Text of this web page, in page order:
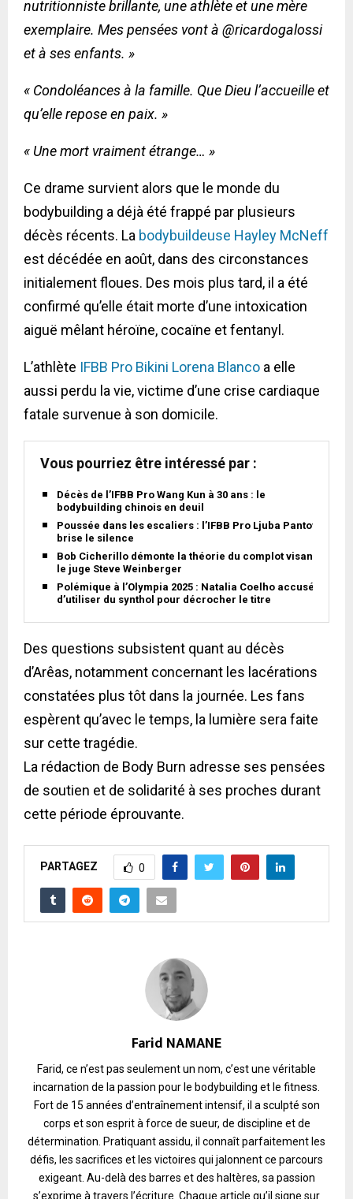
nutritionniste brillante, une athlète et une mère
exemplaire. Mes pensées vont à @ricardogalossi
et à ses enfants. »
« Condoléances à la famille. Que Dieu l’accueille et
qu’elle repose en paix. »
« Une mort vraiment étrange… »
Ce drame survient alors que le monde du
bodybuilding a déjà été frappé par plusieurs
décès récents. La bodybuildeuse Hayley McNeff
est décédée en août, dans des circonstances
initialement floues. Des mois plus tard, il a été
confirmé qu’elle était morte d’une intoxication
aiguë mêlant héroïne, cocaïne et fentanyl.
L’athlète IFBB Pro Bikini Lorena Blanco a elle
aussi perdu la vie, victime d’une crise cardiaque
fatale survenue à son domicile.
Vous pourriez être intéressé par :
Décès de l’IFBB Pro Wang Kun à 30 ans : le
bodybuilding chinois en deuil
Poussée dans les escaliers : l’IFBB Pro Ljuba Pantović
brise le silence
Bob Cicherillo démonte la théorie du complot visant
le juge Steve Weinberger
Polémique à l’Olympia 2025 : Natalia Coelho accusée
d’utiliser du synthol pour décrocher le titre
Des questions subsistent quant au décès
d’Arêas, notamment concernant les lacérations
constatées plus tôt dans la journée. Les fans
espèrent qu’avec le temps, la lumière sera faite
sur cette tragédie.
La rédaction de Body Burn adresse ses pensées
de soutien et de solidarité à ses proches durant
cette période éprouvante.
PARTAGEZ 0
Farid NAMANE
Farid, ce n’est pas seulement un nom, c’est une véritable
incarnation de la passion pour le bodybuilding et le fitness.
Fort de 15 années d’entraînement intensif, il a sculpté son
corps et son esprit à force de sueur, de discipline et de
détermination. Pratiquant assidu, il connaît parfaitement les
défis, les sacrifices et les victoires qui jalonnent ce parcours
exigeant. Au-delà des barres et des haltères, sa passion
s’exprime à travers l’écriture. Chaque article qu’il signe sur